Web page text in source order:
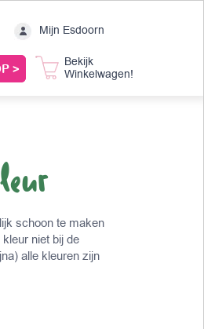
Mijn Esdoorn
>
Bekijk
Winkelwagen!
schoon te maken
niet bij de
alle kleuren zijn